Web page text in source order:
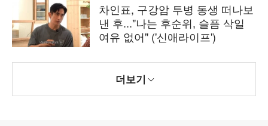
차인표, 구강암 투병 동생 떠나보
낸 후..."나는 후순위, 슬픔 삭일
여유 없어" ('신애라이프')
더보기